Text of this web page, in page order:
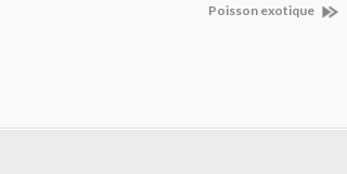
Poisson exotique